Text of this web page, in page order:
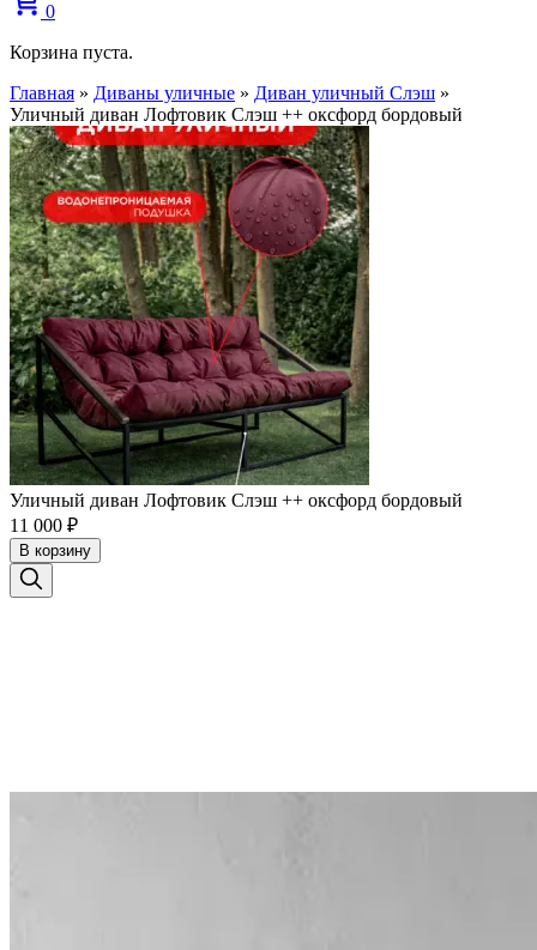
0
Корзина пуста.
Главная » Диваны уличные » Диван уличный Слэш »
Уличный диван Лофтовик Слэш ++ оксфорд бордовый
Уличный диван Лофтовик Слэш ++ оксфорд бордовый
11 000 ₽
В корзину